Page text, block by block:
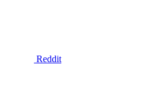
Reddit